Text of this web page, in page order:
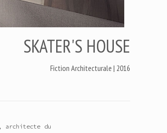
SKATER'S HOUSE
Fiction Architecturale | 2016
architecte du